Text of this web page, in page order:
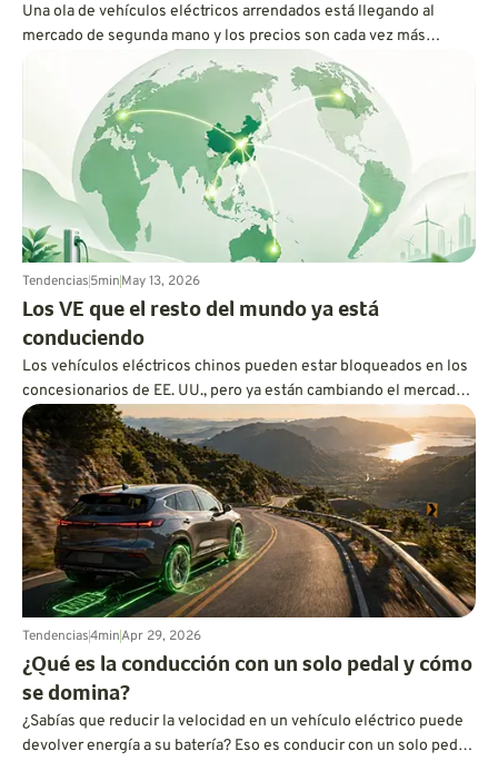
Una ola de vehículos eléctricos arrendados está llegando al
mercado de segunda mano y los precios son cada vez más
atractivos. Para el conductor adecuado, la conducción eléctrica
finalmente puede parecer menos costosa y más práctica.
Tendencias5minMay 13, 2026
Los VE que el resto del mundo ya está
conduciendo
Los vehículos eléctricos chinos pueden estar bloqueados en los
concesionarios de EE. UU., pero ya están cambiando el mercado
en Australia, Europa, Canadá y más allá. Aquí te explicamos por
qué el resto del mundo se mueve más rápido de lo que los
estadounidenses podrían darse cuenta.
Tendencias4minApr 29, 2026
¿Qué es la conducción con un solo pedal y cómo
se domina?
¿Sabías que reducir la velocidad en un vehículo eléctrico puede
devolver energía a su batería? Eso es conducir con un solo pedal